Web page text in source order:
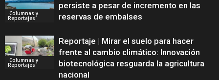
Columnas y
Reportajes
persiste a pesar de incremento en las
reservas de embalses
Columnas y
Reportajes
Reportaje | Mirar el suelo para hacer
frente al cambio climático: Innovación
biotecnológica resguarda la agricultura
nacional